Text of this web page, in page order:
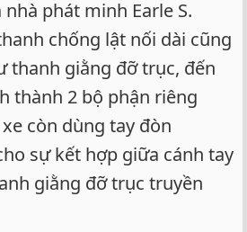
phát minh Earle S.
chống lật nối dài cũng
thanh giằng đỡ trục, đến
thành 2 bộ phận riêng
còn dùng tay đòn
sự kết hợp giữa cánh tay
giằng đỡ trục truyền